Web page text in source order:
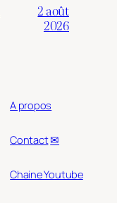
2 août
2026
A propos
Contact✉
Chaine Youtube